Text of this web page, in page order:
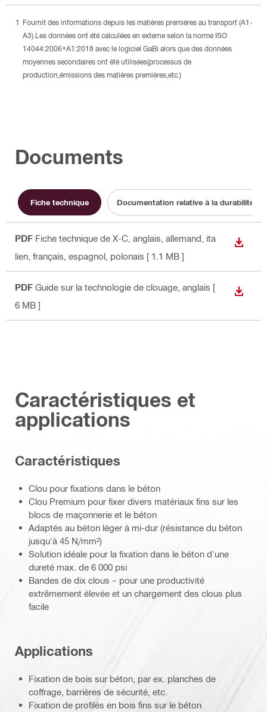
Fournit des informations depuis les matières premières au transport (A1-
A3).Les données ont été calculées en externe selon la norme ISO
14044:2006+A1:2018 avec le logiciel GaBi alors que des données
moyennes secondaires ont été utilisées(processus de
production,émissions des matières premières,etc.)
Documents
Fiche technique Documentation relative à la durabilité
PDF Fiche technique de X-C , anglais, allemand, ita
lien, français, espagnol, polonais [ 1.1 MB ]
PDF Guide sur la technologie de clouage , anglais [
6 MB ]
Caractéristiques et
applications
Caractéristiques
Clou pour fixations dans le béton
Clou Premium pour fixer divers matériaux fins sur les
blocs de maçonnerie et le béton
Adaptés au béton léger à mi-dur (résistance du béton
jusqu'à 45 N/mm²)
Solution idéale pour la fixation dans le béton d'une
dureté max. de 6 000 psi
Bandes de dix clous – pour une productivité
extrêmement élevée et un chargement des clous plus
facile
Applications
Fixation de bois sur béton, par ex. planches de
coffrage, barrières de sécurité, etc.
Fixation de profilés en bois fins sur le béton